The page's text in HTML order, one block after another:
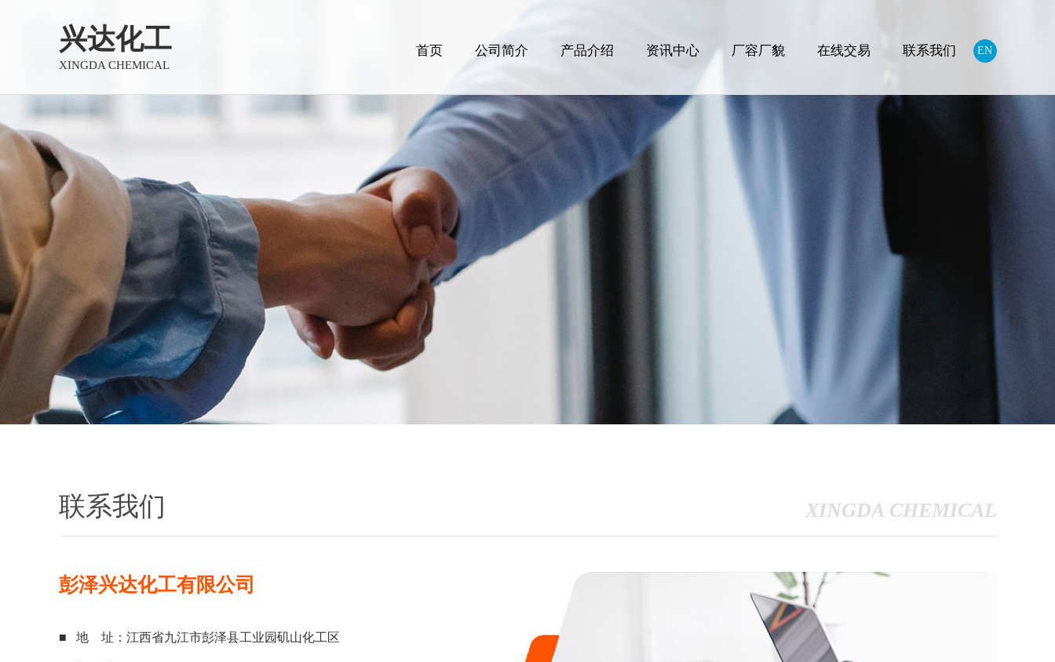
兴达化工
XINGDA CHEMICAL
EN
首页 公司简介 产品介绍 资讯中心 厂容厂貌 在线交易 联系我们
联系我们 XINGDA CHEMICAL
彭泽兴达化工有限公司
■ 地 址：江西省九江市彭泽县工业园矶山化工区